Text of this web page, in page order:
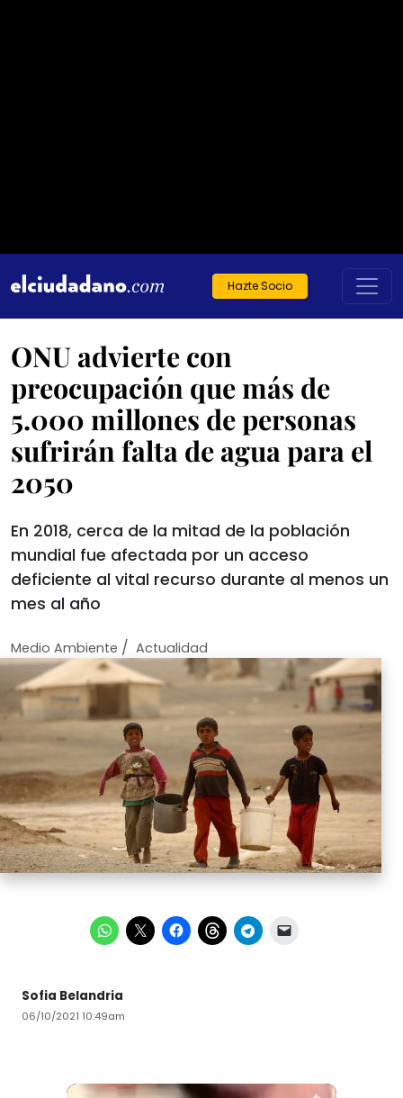
Hazte Socio
ONU advierte con
preocupación que más de
5.000 millones de personas
sufrirán falta de agua para el
2050
En 2018, cerca de la mitad de la población
mundial fue afectada por un acceso
deficiente al vital recurso durante al menos un
mes al año
Medio Ambiente / Actualidad
Sofia Belandria
06/10/2021 10:49am